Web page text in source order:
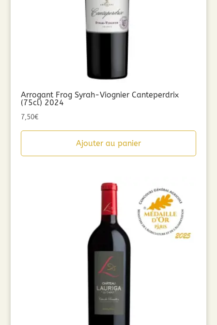
Arrogant Frog Syrah-Viognier Canteperdrix
(75cl) 2024
7,50€
Ajouter au panier